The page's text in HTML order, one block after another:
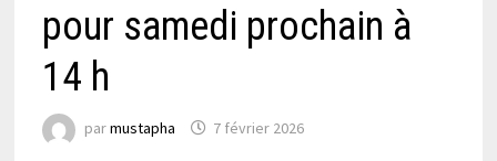
pour samedi prochain à
14 h
parmustapha 7 février 2026